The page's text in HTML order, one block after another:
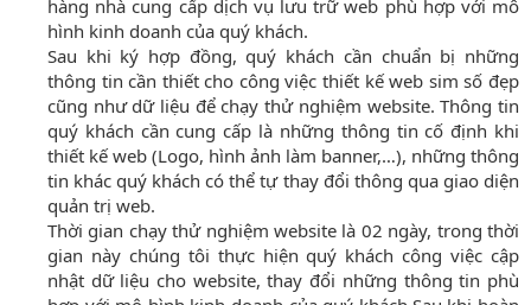
hàng nhà cung cấp dịch vụ lưu trữ web phù hợp với mô
hình kinh doanh của quý khách.
Sau khi ký hợp đồng, quý khách cần chuẩn bị những
thông tin cần thiết cho công việc thiết kế web sim số đẹp
cũng như dữ liệu để chạy thử nghiệm website. Thông tin
quý khách cần cung cấp là những thông tin cố định khi
thiết kế web (Logo, hình ảnh làm banner,…), những thông
tin khác quý khách có thể tự thay đổi thông qua giao diện
quản trị web.
Thời gian chạy thử nghiệm website là 02 ngày, trong thời
gian này chúng tôi thực hiện quý khách công việc cập
nhật dữ liệu cho website, thay đổi những thông tin phù